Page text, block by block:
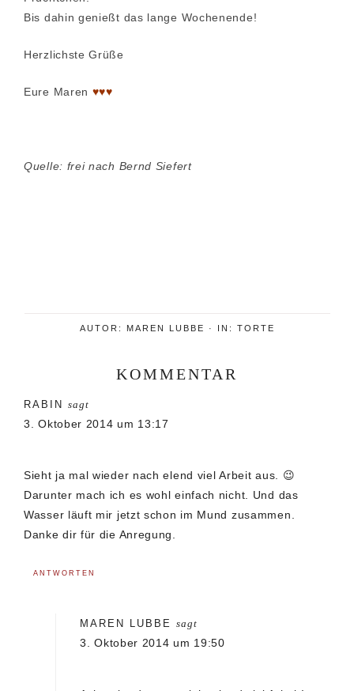
Bis dahin genießt das lange Wochenende!
Herzlichste Grüße
Eure Maren ♥♥♥
Quelle: frei nach Bernd Siefert
AUTOR: MAREN LUBBE · IN: TORTE
Interaktionen
KOMMENTAR
RABIN sagt
3. Oktober 2014 um 13:17
Sieht ja mal wieder nach elend viel Arbeit aus. 😉
Darunter mach ich es wohl einfach nicht. Und das
Wasser läuft mir jetzt schon im Mund zusammen.
Danke dir für die Anregung.
ANTWORTEN
MAREN LUBBE sagt
3. Oktober 2014 um 19:50